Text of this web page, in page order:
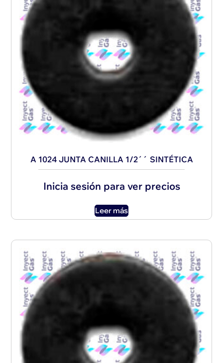
A 1024 JUNTA CANILLA 1/2´´ SINTÉTICA
Inicia sesión para ver precios
Leer más